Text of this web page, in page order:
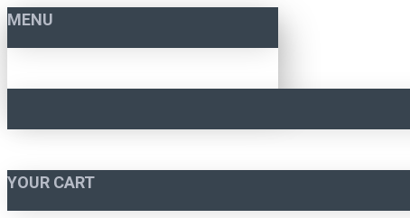
MENU
YOUR CART